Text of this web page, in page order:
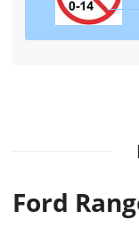
Ford